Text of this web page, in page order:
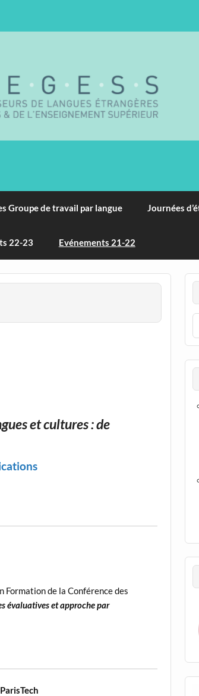
Groupe de travail par langue Journées
22-23 Evénements 21-22
ues et cultures :de
Formation de la Conférence des
évaluatives et approche par